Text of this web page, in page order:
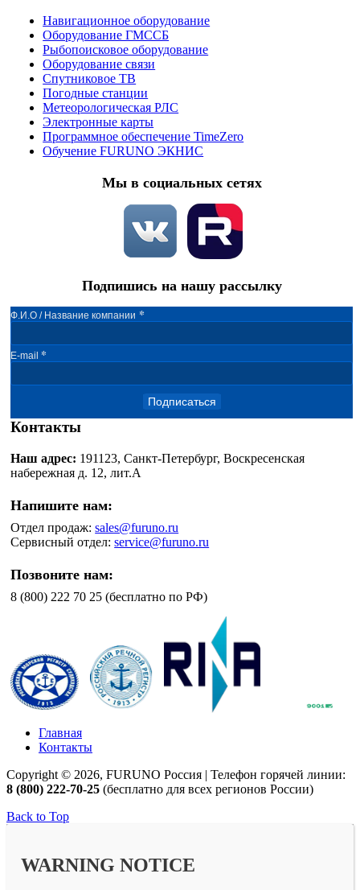
Навигационное оборудование
Оборудование ГМССБ
Рыбопоисковое оборудование
Оборудование связи
Спутниковое ТВ
Погодные станции
Метеорологическая РЛС
Электронные карты
Программное обеспечение TimeZero
Обучение FURUNO ЭКНИС
Мы в социальных сетях
Подпишись на нашу рассылку
Ф.И.О / Название компании *
E-mail *
Подписаться
Контакты
Наш адрес: 191123, Санкт-Петербург, Воскресенская
набережная д. 12, лит.А
Напишите нам:
Отдел продаж:sales@furuno.ru
Сервисный отдел:service@furuno.ru
Позвоните нам:
8 (800) 222 70 25 (бесплатно по РФ)
Главная
Контакты
Copyright © 2026, FURUNO Россия | Телефон горячей линии:
8 (800) 222-70-25 (бесплатно для всех регионов России)
Back to Top
WARNING NOTICE